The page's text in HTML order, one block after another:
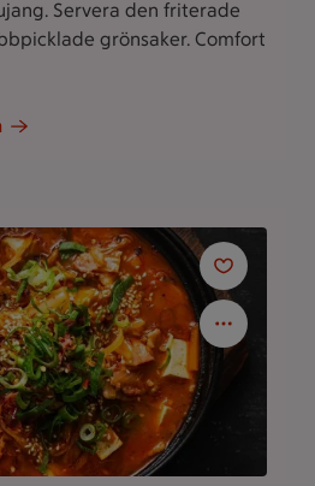
Servera den friterade
grönsaker. Comfort